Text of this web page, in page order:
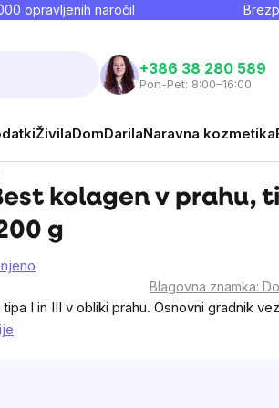
opravljenih naročil
+386 38 280 589
Pon-Pet: 8:00–16:00
ŽivilaDomDarilaNaravna kozmetika
kolagen v prahu,
g
Blagovna znamka:
I in III v obliki prahu. Osnovni gradnik